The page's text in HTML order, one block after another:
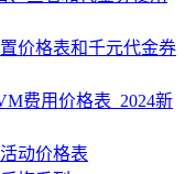
价格表和千元代金券
费用价格表_2024新
动价格表